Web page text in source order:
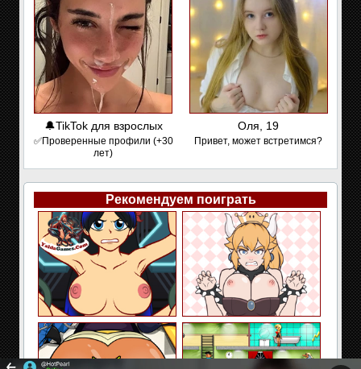
🔔TikTok для взрослых
✅Проверенные профили (+30
лет)
Оля, 19
Привет, может встретимся?
Рекомендуем поиграть